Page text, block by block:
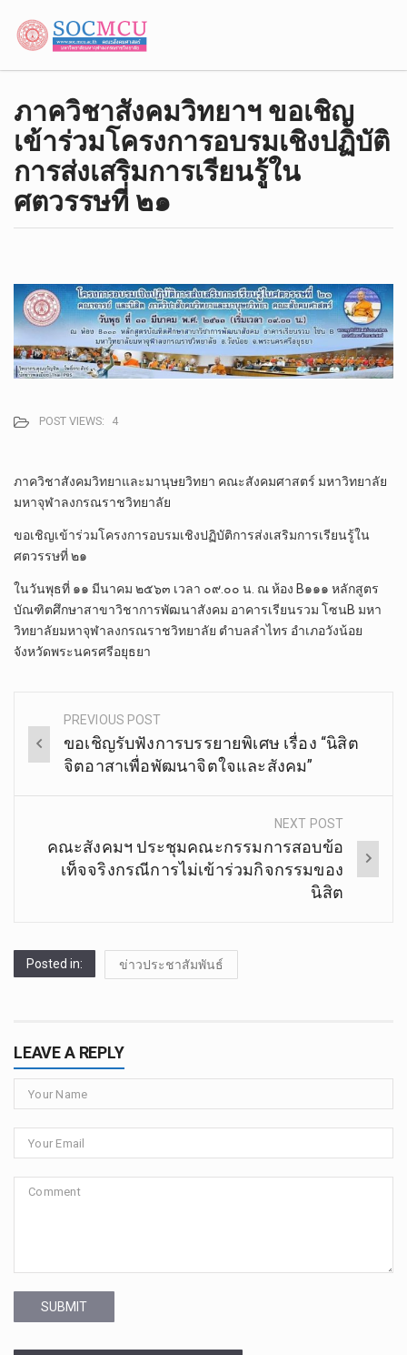
ภาค​วิชา​สังคม​วิทยา​ฯ ขอเชิญ​
เข้าร่วมโครงการ​อบรมเชิงปฏิบัติ
การ​ส่งเสริมการเรียนรู้​ใน
ศตวรรษ​ที่​ ๒๑
POST VIEWS: 4
ภาค​วิชา​สังคม​วิทยา​และ​มานุษ​ยวิทยา​ คณะสังคม​ศาสตร์​ มหา​วิทยาลัย​
มหา​จุฬา​ลง​ก​รณ​ราช​วิทยาลัย
ขอเชิญ​เข้าร่วมโครงการ​อบรมเชิงปฏิบัติการ​ส่งเสริมการเรียนรู้​ใน
ศตวรรษ​ที่​ ๒๑
ในวันพุธที่​ ๑๑​ มีนาคม​ ๒๕​๖​๓​ เวลา​ ๐๙.๐๐​ น.​ ณ​ ห้อง​ B๑๑๑​ หลักสูตร​
บัณฑิต​ศึกษา​สาขาวิชา​การพัฒนา​สังคม​ อาคารเรียน​รวม​ โซน​B​ มหา​
วิทยาลัย​มหา​จุฬา​ลง​ก​รณ​ราช​วิทยาลัย​ ตำบล​ลำ​ไทร​ อำเภอ​วังน้อย​
จังหวัด​พระนคร​ศรี​อยุธยา
Post
navigation
PREVIOUS POST
ขอเชิญรับฟังการบรรยายพิเศษ​ เรื่อง “นิสิต
จิตอาสาเพื่อพัฒนาจิตใจและสังคม”
NEXT POST
คณะสังคมฯ ประชุมคณะกรรมการสอบข้อ
เท็จจริงกรณีการไม่เข้าร่วมกิจกรรมของ
นิสิต
Posted in: ข่าวประชาสัมพันธ์
LEAVE A REPLY
SUBMIT